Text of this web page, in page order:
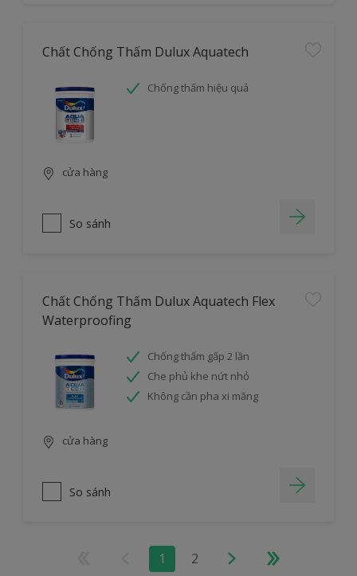
Chất Chống Thấm Dulux Aquatech
Chống thấm hiệu quả
cửa hàng
So sánh
Chất Chống Thấm Dulux Aquatech Flex
Waterproofing
Chống thấm gấp 2 lần
Che phủ khe nứt nhỏ
Không cần pha xi măng
cửa hàng
So sánh
1 2